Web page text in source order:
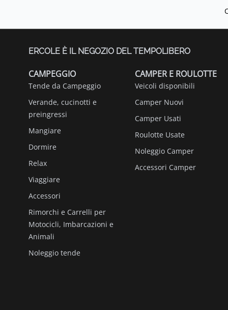
ERCOLE È IL NEGOZIO DEL TEMPOLIBERO
CAMPEGGIO
Tende da Campeggio
Verande, cucinotti e
preingressi
Mangiare
Dormire
Relax
Viaggiare
Accessori
Rimorchi e Carrelli per
Motocicli, Imbarcazioni e
Animali
Noleggio tende
CAMPER E ROULOTTE
Veicoli disponibili
Camper Nuovi
Camper Usati
Roulotte Usate
Noleggio Camper
Accessori Camper